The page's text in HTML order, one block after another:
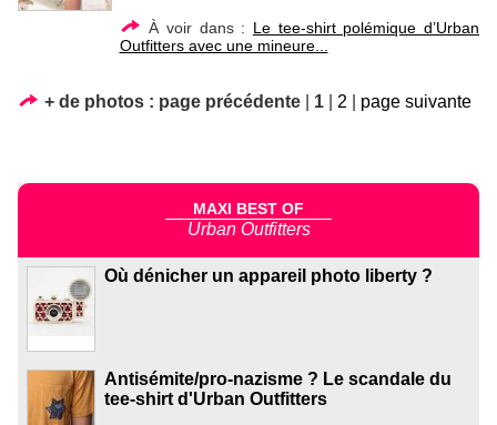
À voir dans : Le tee-shirt polémique d’Urban
Outfitters avec une mineure...
+ de photos : page précédente 1 2 page suivante
MAXI BEST OF
Urban Outfitters
Où dénicher un appareil photo liberty ?
Antisémite/pro-nazisme ? Le scandale du
tee-shirt d'Urban Outfitters